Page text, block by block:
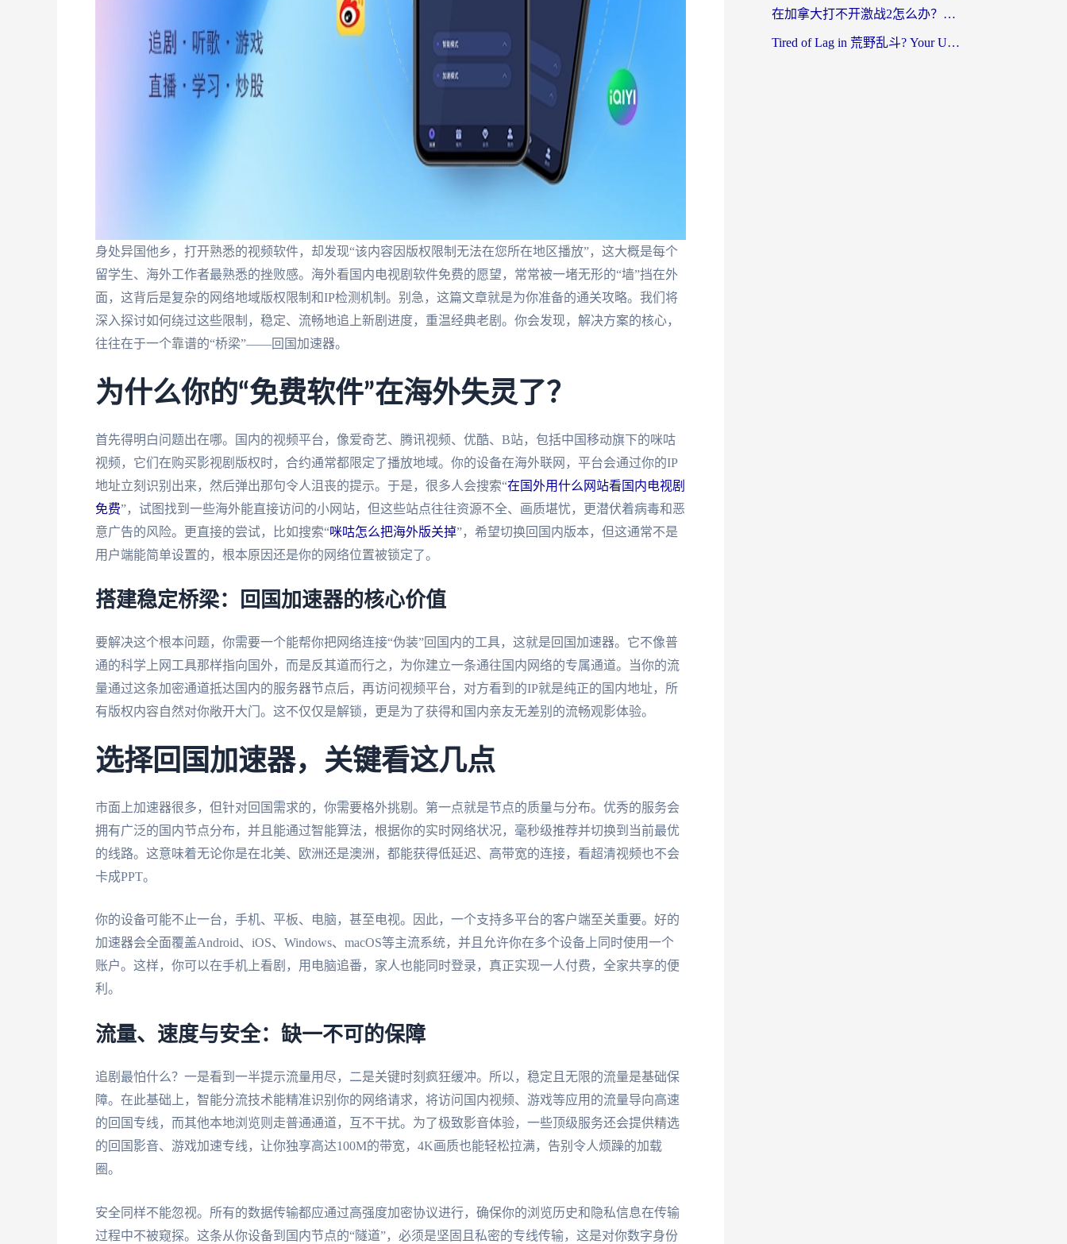
身处异国他乡，打开熟悉的视频软件，却发现“该内容因版权限制无法在您所在地区播放”，这大概是每个
留学生、海外工作者最熟悉的挫败感。海外看国内电视剧软件免费的愿望，常常被一堵无形的“墙”挡在外
面，这背后是复杂的网络地域版权限制和IP检测机制。别急，这篇文章就是为你准备的通关攻略。我们将
深入探讨如何绕过这些限制，稳定、流畅地追上新剧进度，重温经典老剧。你会发现，解决方案的核心，
往往在于一个靠谱的“桥梁”——回国加速器。
为什么你的“免费软件”在海外失灵了？
首先得明白问题出在哪。国内的视频平台，像爱奇艺、腾讯视频、优酷、B站，包括中国移动旗下的咪咕
视频，它们在购买影视剧版权时，合约通常都限定了播放地域。你的设备在海外联网，平台会通过你的IP
地址立刻识别出来，然后弹出那句令人沮丧的提示。于是，很多人会搜索“在国外用什么网站看国内电视剧
免费”，试图找到一些海外能直接访问的小网站，但这些站点往往资源不全、画质堪忧，更潜伏着病毒和恶
意广告的风险。更直接的尝试，比如搜索“咪咕怎么把海外版关掉”，希望切换回国内版本，但这通常不是
用户端能简单设置的，根本原因还是你的网络位置被锁定了。
搭建稳定桥梁：回国加速器的核心价值
要解决这个根本问题，你需要一个能帮你把网络连接“伪装”回国内的工具，这就是回国加速器。它不像普
通的科学上网工具那样指向国外，而是反其道而行之，为你建立一条通往国内网络的专属通道。当你的流
量通过这条加密通道抵达国内的服务器节点后，再访问视频平台，对方看到的IP就是纯正的国内地址，所
有版权内容自然对你敞开大门。这不仅仅是解锁，更是为了获得和国内亲友无差别的流畅观影体验。
选择回国加速器，关键看这几点
市面上加速器很多，但针对回国需求的，你需要格外挑剔。第一点就是节点的质量与分布。优秀的服务会
拥有广泛的国内节点分布，并且能通过智能算法，根据你的实时网络状况，毫秒级推荐并切换到当前最优
的线路。这意味着无论你是在北美、欧洲还是澳洲，都能获得低延迟、高带宽的连接，看超清视频也不会
卡成PPT。
你的设备可能不止一台，手机、平板、电脑，甚至电视。因此，一个支持多平台的客户端至关重要。好的
加速器会全面覆盖Android、iOS、Windows、macOS等主流系统，并且允许你在多个设备上同时使用一个
账户。这样，你可以在手机上看剧，用电脑追番，家人也能同时登录，真正实现一人付费，全家共享的便
利。
流量、速度与安全：缺一不可的保障
追剧最怕什么？一是看到一半提示流量用尽，二是关键时刻疯狂缓冲。所以，稳定且无限的流量是基础保
障。在此基础上，智能分流技术能精准识别你的网络请求，将访问国内视频、游戏等应用的流量导向高速
的回国专线，而其他本地浏览则走普通通道，互不干扰。为了极致影音体验，一些顶级服务还会提供精选
的回国影音、游戏加速专线，让你独享高达100M的带宽，4K画质也能轻松拉满，告别令人烦躁的加载
圈。
安全同样不能忽视。所有的数据传输都应通过高强度加密协议进行，确保你的浏览历史和隐私信息在传输
过程中不被窥探。这条从你设备到国内节点的“隧道”，必须是坚固且私密的专线传输，这是对你数字身份
在加拿大打不开激战2怎么办？海外党亲测有效的国服游戏加速指南
Tired of Lag in 荒野乱斗? Your Ultimate Guide to 荒野乱斗加速器免费下载 & Tips for 战双帕弥什 (US) & 奇妙美味日记 (Sweden)